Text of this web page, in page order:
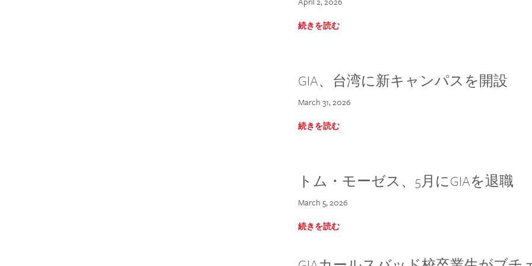
続きを読む
GIA、台湾に新キャンパスを開設
March 31, 2026
続きを読む
トム・モーゼス、5月にGIAを退職
March 5, 2026
続きを読む